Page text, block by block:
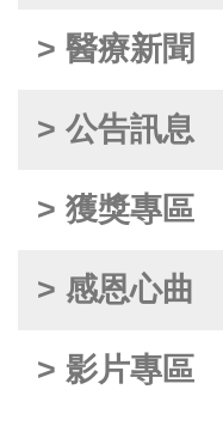
> 醫療新聞
> 公告訊息
> 獲獎專區
> 感恩心曲
> 影片專區